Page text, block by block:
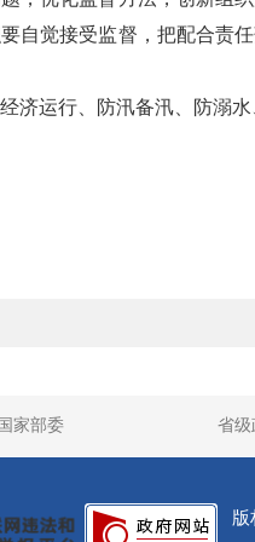
自觉接受监督，把配合责
济运行、防汛备汛、防溺
国家部委 省级
版